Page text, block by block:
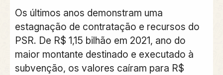
Os últimos anos demonstram uma
estagnação de contratação e recursos do
PSR. De R$ 1,15 bilhão em 2021, ano do
maior montante destinado e executado à
subvenção, os valores caíram para R$